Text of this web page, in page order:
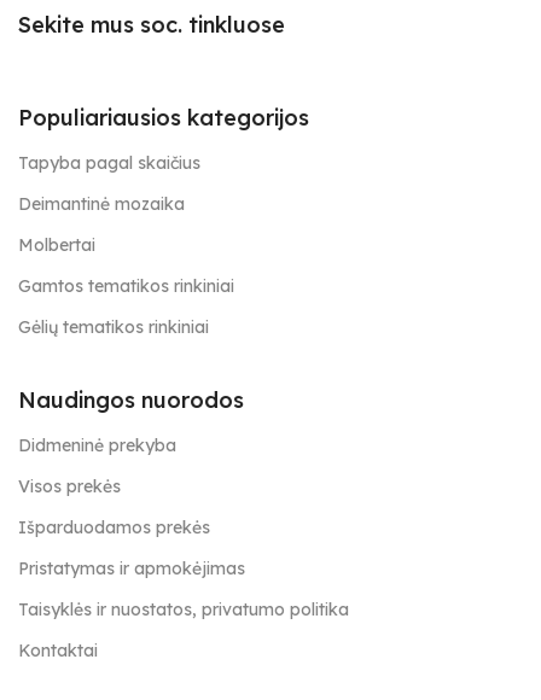
Sekite mus soc. tinkluose
Populiariausios kategorijos
Tapyba pagal skaičius
Deimantinė mozaika
Molbertai
Gamtos tematikos rinkiniai
Gėlių tematikos rinkiniai
Naudingos nuorodos
Didmeninė prekyba
Visos prekės
Išparduodamos prekės
Pristatymas ir apmokėjimas
Taisyklės ir nuostatos, privatumo politika
Kontaktai